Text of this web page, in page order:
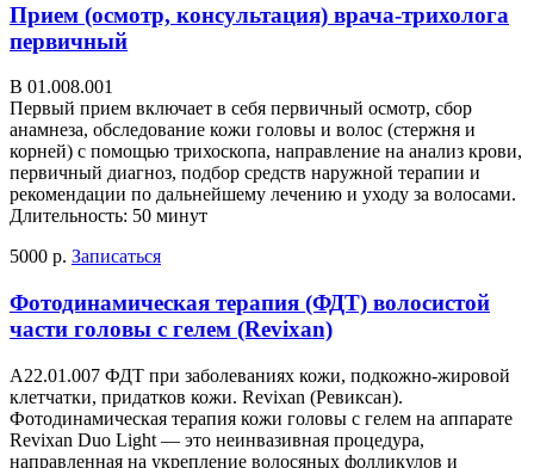
Прием (осмотр, консультация) врача-трихолога
первичный
В 01.008.001
Первый прием включает в себя первичный осмотр, сбор
анамнеза, обследование кожи головы и волос (стержня и
корней) с помощью трихоскопа, направление на анализ крови,
первичный диагноз, подбор средств наружной терапии и
рекомендации по дальнейшему лечению и уходу за волосами.
Длительность: 50 минут
5000 р. Записаться
Фотодинамическая терапия (ФДТ) волосистой
части головы с гелем (Revixan)
А22.01.007 ФДТ при заболеваниях кожи, подкожно-жировой
клетчатки, придатков кожи. Revixan (Ревиксан).
Фотодинамическая терапия кожи головы с гелем на аппарате
Revixan Duo Light — это неинвазивная процедура,
направленная на укрепление волосяных фолликулов и